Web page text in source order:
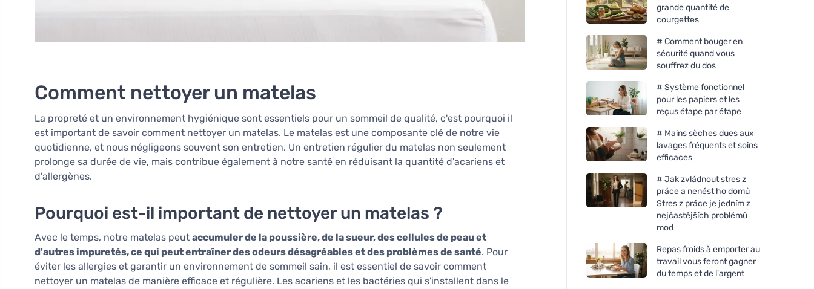
Comment nettoyer un matelas
La propreté et un environnement hygiénique sont essentiels pour un sommeil de qualité, c'est pourquoi il
est important de savoir comment nettoyer un matelas. Le matelas est une composante clé de notre vie
quotidienne, et nous négligeons souvent son entretien. Un entretien régulier du matelas non seulement
prolonge sa durée de vie, mais contribue également à notre santé en réduisant la quantité d'acariens et
d'allergènes.
Pourquoi est-il important de nettoyer un matelas ?
Avec le temps, notre matelas peut accumuler de la poussière, de la sueur, des cellules de peau et
d'autres impuretés, ce qui peut entraîner des odeurs désagréables et des problèmes de santé. Pour
éviter les allergies et garantir un environnement de sommeil sain, il est essentiel de savoir comment
nettoyer un matelas de manière efficace et régulière. Les acariens et les bactéries qui s'installent dans le
grande quantité de
courgettes
# Comment bouger en
sécurité quand vous
souffrez du dos
# Système fonctionnel
pour les papiers et les
reçus étape par étape
# Mains sèches dues aux
lavages fréquents et soins
efficaces
# Jak zvládnout stres z
práce a nenést ho domů
Stres z práce je jedním z
nejčastějších problémů
mod
Repas froids à emporter au
travail vous feront gagner
du temps et de l'argent